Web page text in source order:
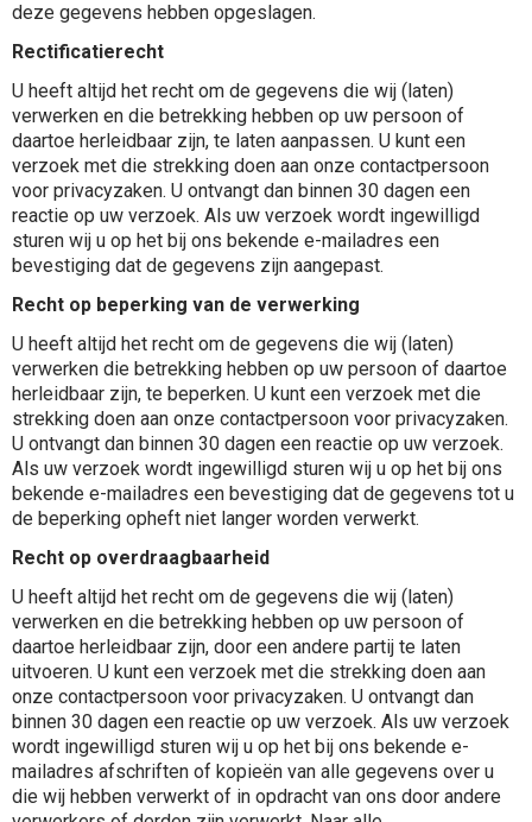
deze gegevens hebben opgeslagen.
Rectificatierecht
U heeft altijd het recht om de gegevens die wij (laten)
verwerken en die betrekking hebben op uw persoon of
daartoe herleidbaar zijn, te laten aanpassen. U kunt een
verzoek met die strekking doen aan onze contactpersoon
voor privacyzaken. U ontvangt dan binnen 30 dagen een
reactie op uw verzoek. Als uw verzoek wordt ingewilligd
sturen wij u op het bij ons bekende e-mailadres een
bevestiging dat de gegevens zijn aangepast.
Recht op beperking van de verwerking
U heeft altijd het recht om de gegevens die wij (laten)
verwerken die betrekking hebben op uw persoon of daartoe
herleidbaar zijn, te beperken. U kunt een verzoek met die
strekking doen aan onze contactpersoon voor privacyzaken.
U ontvangt dan binnen 30 dagen een reactie op uw verzoek.
Als uw verzoek wordt ingewilligd sturen wij u op het bij ons
bekende e-mailadres een bevestiging dat de gegevens tot u
de beperking opheft niet langer worden verwerkt.
Recht op overdraagbaarheid
U heeft altijd het recht om de gegevens die wij (laten)
verwerken en die betrekking hebben op uw persoon of
daartoe herleidbaar zijn, door een andere partij te laten
uitvoeren. U kunt een verzoek met die strekking doen aan
onze contactpersoon voor privacyzaken. U ontvangt dan
binnen 30 dagen een reactie op uw verzoek. Als uw verzoek
wordt ingewilligd sturen wij u op het bij ons bekende e-
mailadres afschriften of kopieën van alle gegevens over u
die wij hebben verwerkt of in opdracht van ons door andere